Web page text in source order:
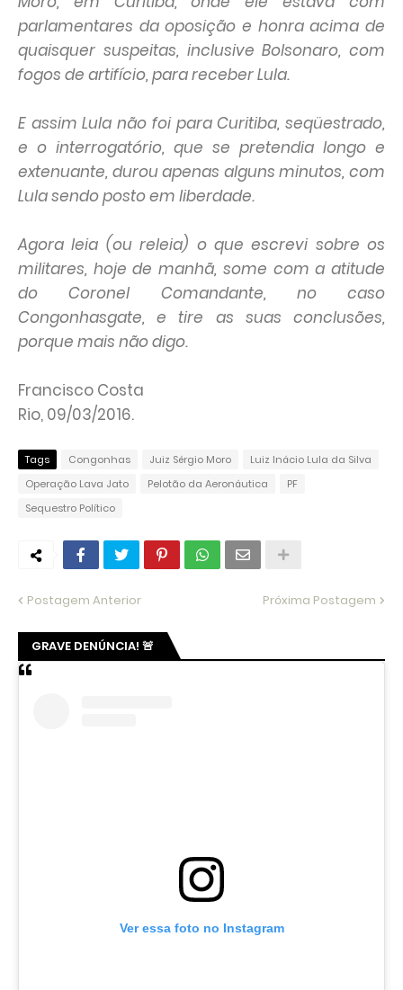
parlamentares da oposição e honra acima de
quaisquer suspeitas, inclusive Bolsonaro, com
fogos de artifício, para receber Lula.
E assim Lula não foi para Curitiba, seqüestrado,
e o interrogatório, que se pretendia longo e
extenuante, durou apenas alguns minutos, com
Lula sendo posto em liberdade.
Agora leia (ou releia) o que escrevi sobre os
militares, hoje de manhã, some com a atitude
do Coronel Comandante, no caso
Congonhasgate, e tire as suas conclusões,
porque mais não digo.
Francisco Costa
Rio, 09/03/2016.
Tags Congonhas Juiz Sérgio Moro
Luiz Inácio Lula da Silva
Operação Lava Jato
Pelotão da Aeronáutica
PF
Sequestro Político
Postagem Anterior Próxima Postagem
GRAVE DENÚNCIA! 🚨
Ver essa foto no Instagram